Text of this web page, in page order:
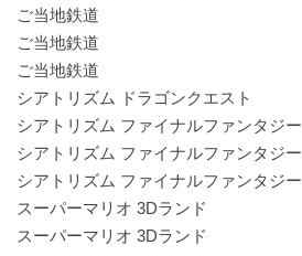
ご当地鉄道
ご当地鉄道
ご当地鉄道
シアトリズム ドラゴンクエスト
シアトリズム ファイナルファンタジー
シアトリズム ファイナルファンタジー
シアトリズム ファイナルファンタジー
スーパーマリオ 3Dランド
スーパーマリオ 3Dランド